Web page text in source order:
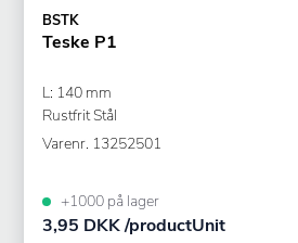
BSTK
Teske P1
L: 140 mm
Rustfrit Stål
Varenr. 13252501
+1000 på lager
3,95 DKK /productUnit